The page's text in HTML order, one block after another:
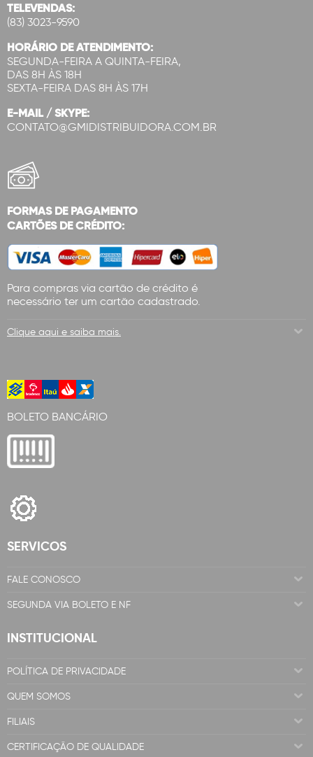
TELEVENDAS:
(83) 3023-9590
HORÁRIO DE ATENDIMENTO:
SEGUNDA-FEIRA A QUINTA-FEIRA,
DAS 8H ÀS 18H
SEXTA-FEIRA DAS 8H ÀS 17H
E-MAIL / SKYPE:
CONTATO@GMIDISTRIBUIDORA.COM.BR
FORMAS DE PAGAMENTO
CARTÕES DE CRÉDITO:
Para compras via cartão de crédito é
necessário ter um cartão cadastrado.
Clique aqui e saiba mais.
BOLETO BANCÁRIO
SERVICOS
FALE CONOSCO
SEGUNDA VIA BOLETO E NF
INSTITUCIONAL
POLÍTICA DE PRIVACIDADE
QUEM SOMOS
FILIAIS
CERTIFICAÇÃO DE QUALIDADE